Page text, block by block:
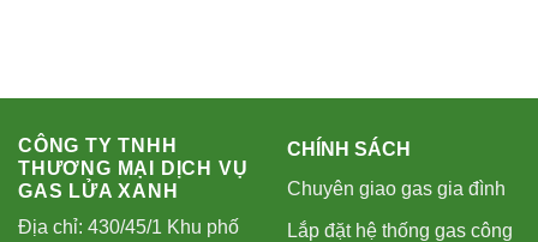
CÔNG TY TNHH
THƯƠNG MẠI DỊCH VỤ
GAS LỬA XANH
Địa chỉ: 430/45/1 Khu phố
CHÍNH SÁCH
Chuyên giao gas gia đình
Lắp đặt hệ thống gas công